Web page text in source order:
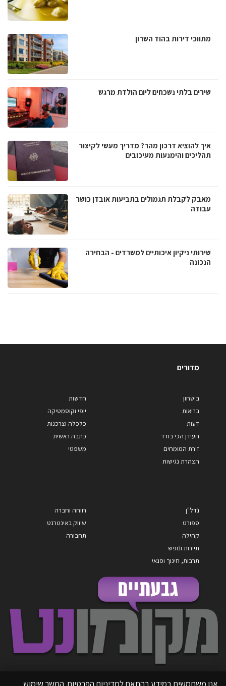
מתווכי דירות בהוד השרון
שירים בלתי נשכחים ליום הולדת מרגש
איך להוציא דרכון מהר? מדריך מעשי לקיצור
תהליכים והימנעות מעיכובים
מאבק לקבלת תגמולים בתביעות אובדן כושר
עבודה
שירותי ניקיון איכותיים למשרדים - הבחירה
הנכונה
מדורים
ביטחון
בריאות
דעות
העידן הכי בודד
זירת המומחים
הצהרת נגישות
חדשות
יופי וקוסמטיקה
כלכלה וצרכנות
כתבה ראשית
משפטי
נדל"ן
ספורט
קהילה
תיירות ונופש
תרבות, חינוך ופנאי
רווחה וחברה
שיווק באינטרנט
תחבורה